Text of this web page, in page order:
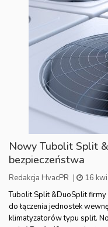
Nowy Tubolit Split
bezpieczeństwa
Redakcja HvacPR |
16
Tubolit Split &DuoSplit
do łączenia jednostek
klimatyzatorów typu split.